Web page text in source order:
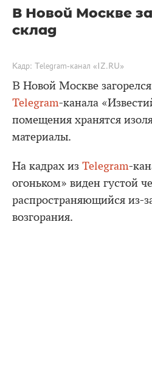
В Новой Москве
склад
Кадр: Telegram-канал «IZ.RU»
В Новой Москве
Telegram-канала
помещения хранятся
материалы.
На кадрах из Telegram-
огоньком» виден густой
распространяющийся из-
возгорания.